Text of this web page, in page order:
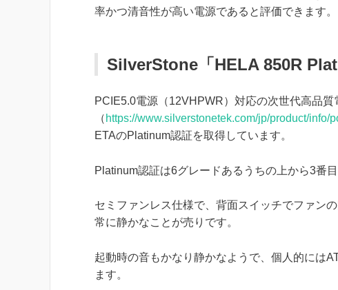
率かつ清音性が高い電源であると評価できます。
SilverStone「HELA 850R
PCIE5.0電源（12VHPWR）対応の次世代高品質
（ https://www.silverstonetek.com/jp/product/
ETAのPlatinum認証を取得しています。
Platinum認証は6グレードあるうちの上から3番
セミファンレス仕様で、背面スイッチでファン
常に静かなことが売りです。
起動時の音もかなり静かなようで、個人的には
ます。